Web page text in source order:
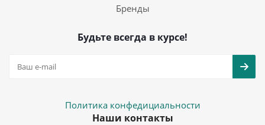
Бренды
Будьте всегда в курсе!
Политика конфедициальности
Наши контакты